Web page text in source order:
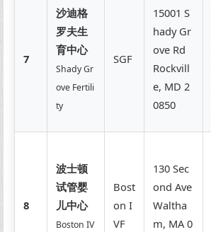
7
沙迪格
罗夫生
育中心
Shady Gr
ove Fertili
ty
SGF
15001 S
hady Gr
ove Rd
Rockvill
e, MD 2
0850
8
波士顿
试管婴
儿中心
Boston IV
Bost
on I
VF
130 Sec
ond Ave
Waltha
m, MA 0